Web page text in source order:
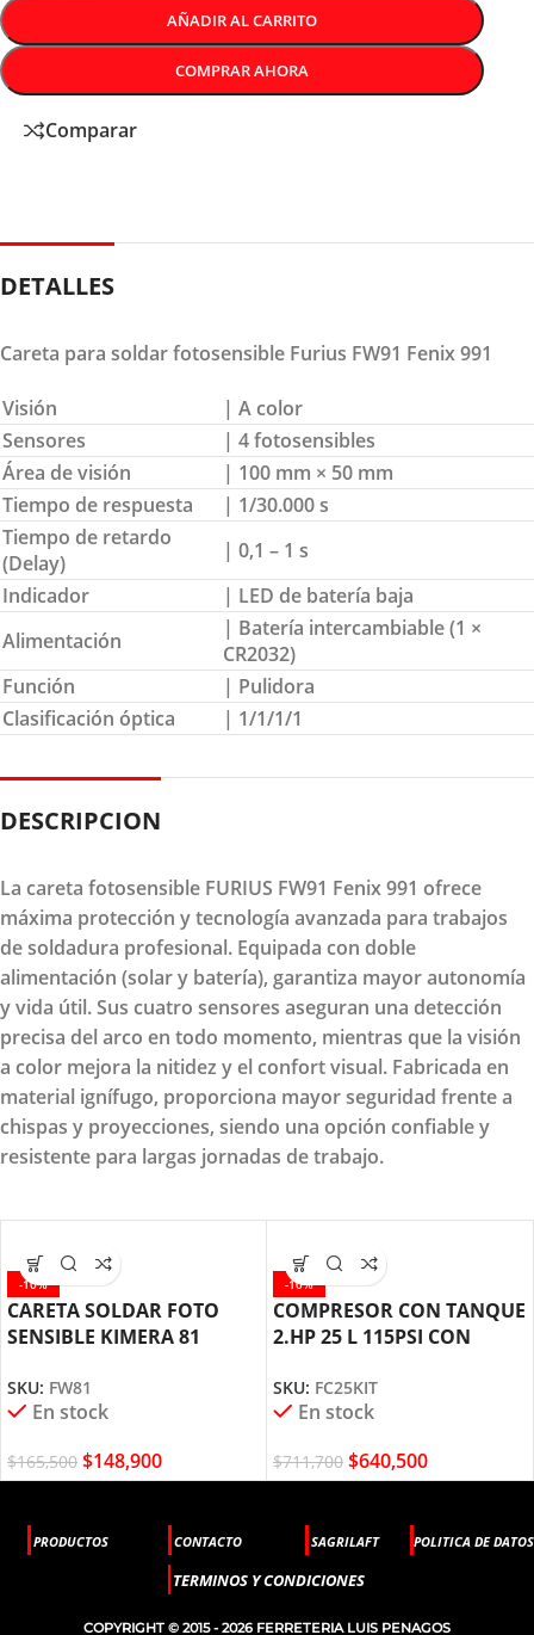
AÑADIR AL CARRITO
COMPRAR AHORA
Comparar
DETALLES
Careta para soldar fotosensible Furius FW91 Fenix 991
Visión
| A color
Sensores
| 4 fotosensibles
Área de visión
| 100 mm × 50 mm
Tiempo de respuesta
| 1/30.000 s
Tiempo de retardo
(Delay)
| 0,1 – 1 s
Indicador
| LED de batería baja
Alimentación
| Batería intercambiable (1 ×
CR2032)
Función
| Pulidora
Clasificación óptica
| 1/1/1/1
DESCRIPCION
La careta fotosensible FURIUS FW91 Fenix 991 ofrece
máxima protección y tecnología avanzada para trabajos
de soldadura profesional. Equipada con doble
alimentación (solar y batería), garantiza mayor autonomía
y vida útil. Sus cuatro sensores aseguran una detección
precisa del arco en todo momento, mientras que la visión
a color mejora la nitidez y el confort visual. Fabricada en
material ignífugo, proporciona mayor seguridad frente a
chispas y proyecciones, siendo una opción confiable y
resistente para largas jornadas de trabajo.
-10%
CARETA SOLDAR FOTO
SENSIBLE KIMERA 81
SKU: FW81
En stock
$165,500 $148,900
-10%
COMPRESOR CON TANQUE
2.HP 25 L 115PSI CON
FURIUS FC25KIT
SKU: FC25KIT
En stock
$711,700 $640,500
PRODUCTOS CONTACTO SAGRILAFT POLITICA DE DATOS
TERMINOS Y CONDICIONES
COPYRIGHT © 2015 - 2026 FERRETERIA LUIS PENAGOS